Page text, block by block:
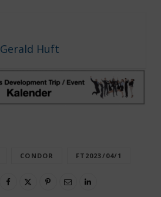
Gerald Huft
CONDOR FT2023/04/1